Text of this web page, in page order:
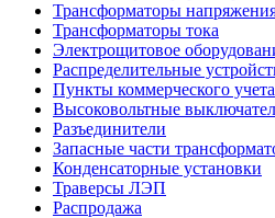
Трансформаторы
Трансформаторы тока
Электрощитовое
Распределительные
Пункты коммерческого учета
Высоковольтные
Разъединители
Запасные части
Конденсаторные установки
Траверсы ЛЭП
Распродажа